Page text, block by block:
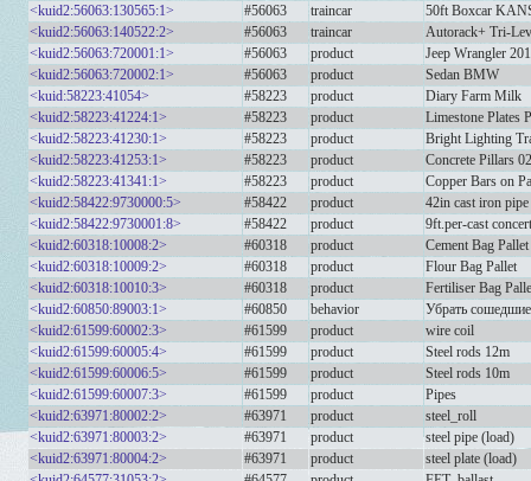
<kuid2:56063:130565:1>
#56063 traincar
50ft Boxcar
<kuid2:56063:140522:2>
#56063 traincar
Autorack+ Tri-
<kuid2:56063:720001:1>
#56063 product
Jeep Wrangler
<kuid2:56063:720002:1>
#56063 product
Sedan BMW
<kuid:58223:41054>
#58223 product
Diary Farm Milk
<kuid2:58223:41224:1>
#58223 product
Limestone Plates
<kuid2:58223:41230:1>
#58223 product
Bright Lighting
<kuid2:58223:41253:1>
#58223 product
Concrete Pillars
<kuid2:58223:41341:1>
#58223 product
Copper Bars on
<kuid2:58422:9730000:5>
#58422 product
42in cast iron
<kuid2:58422:9730001:8>
#58422 product
9ft.per-cast
<kuid2:60318:10008:2>
#60318 product
Cement Bag Pallet
<kuid2:60318:10009:2>
#60318 product
Flour Bag Pallet
<kuid2:60318:10010:3>
#60318 product
Fertiliser Bag
<kuid2:60850:89003:1>
#60850 behavior
Убрать сошедшие
<kuid2:61599:60002:3>
#61599 product
wire coil
<kuid2:61599:60005:4>
#61599 product
Steel rods 12m
<kuid2:61599:60006:5>
#61599 product
Steel rods 10m
<kuid2:61599:60007:3>
#61599 product
Pipes
<kuid2:63971:80002:2>
#63971 product
steel_roll
<kuid2:63971:80003:2>
#63971 product
steel pipe (load)
<kuid2:63971:80004:2>
#63971 product
steel plate (load)